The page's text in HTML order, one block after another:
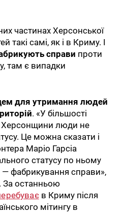
частинах Херсонської
такі самі, як і в Криму. І
справи проти
там є випадки
для утримання людей
. «У більшості
Херсонщини люди не
Це можна сказати і
Маріо Гарсіа
статусу по ньому
— фабрикування справи»,
За останньою
в Криму після
мітингу в